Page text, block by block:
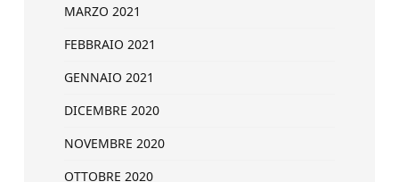
MARZO 2021
FEBBRAIO 2021
GENNAIO 2021
DICEMBRE 2020
NOVEMBRE 2020
OTTOBRE 2020